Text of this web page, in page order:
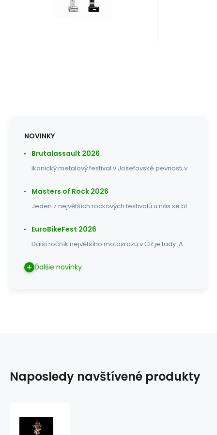
NOVINKY
Brutalassault 2026
Ikonický metalový festival v Josefovské pevnosti v
Masters of Rock 2026
Jeden z největších rockových festivalů u nás se bl
EuroBikeFest 2026
Další ročník největšího motosrazu v ČR je tady. A
Ďalšie novinky
Naposledy navštívené produkty